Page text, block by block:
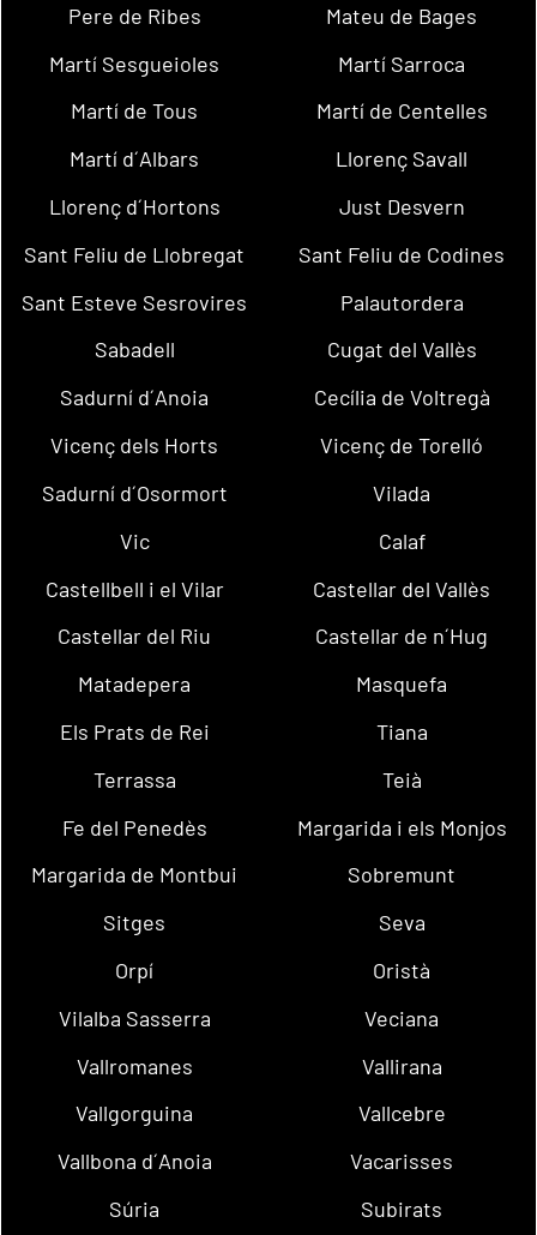
Pere de Ribes
Mateu de Bages
Martí Sesgueioles
Martí Sarroca
Martí de Tous
Martí de Centelles
Martí d´Albars
Llorenç Savall
Llorenç d´Hortons
Just Desvern
Sant Feliu de Llobregat
Sant Feliu de Codines
Sant Esteve Sesrovires
Palautordera
Sabadell
Cugat del Vallès
Sadurní d´Anoia
Cecília de Voltregà
Vicenç dels Horts
Vicenç de Torelló
Sadurní d´Osormort
Vilada
Vic
Calaf
Castellbell i el Vilar
Castellar del Vallès
Castellar del Riu
Castellar de n´Hug
Matadepera
Masquefa
Els Prats de Rei
Tiana
Terrassa
Teià
Fe del Penedès
Margarida i els Monjos
Margarida de Montbui
Sobremunt
Sitges
Seva
Orpí
Oristà
Vilalba Sasserra
Veciana
Vallromanes
Vallirana
Vallgorguina
Vallcebre
Vallbona d´Anoia
Vacarisses
Súria
Subirats